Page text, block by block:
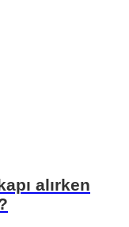
alırken